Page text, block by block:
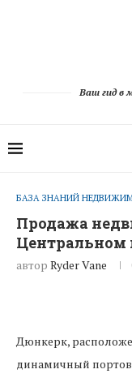
Ваш гид в
БАЗА ЗНАНИЙ
Продажа
Центральном
автор Ryder Vane
Дюнкерк,
динамичный